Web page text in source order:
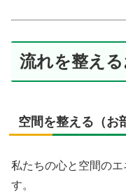
流れを整え
空間を整える（お
私たちの心と空間の
す。